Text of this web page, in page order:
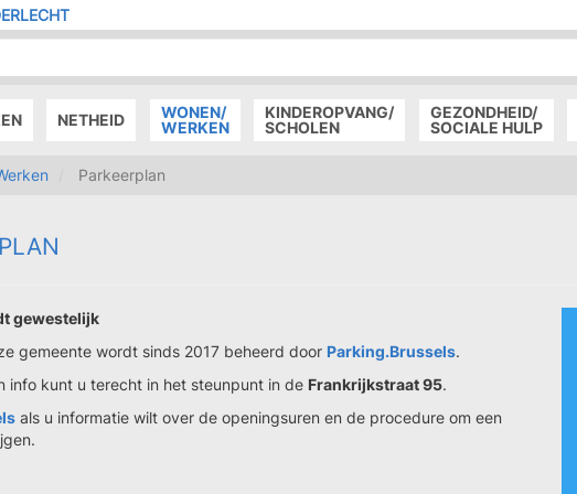
NETHEID
WONEN/
WERKEN
KINDEROPVANG/
SCHOLEN
GEZONDHEID/
SOCIALE HULP
Parkeerplan
gewestelijk
gemeente wordt sinds 2017 beheerd door Parking.Brussels.
info kunt u terecht in het steunpunt in de Frankrijkstraat 95.
als u informatie wilt over de openingsuren en de procedure om een